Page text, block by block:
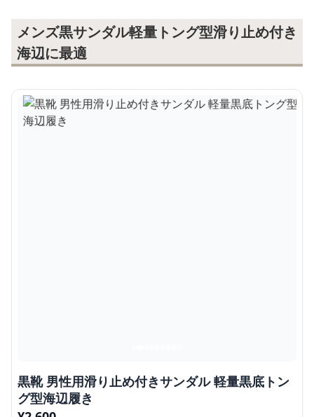
メンズ黒サンダル軽量トング型滑り止め付き
海辺に最適
黒靴 男性用滑り止め付きサンダル 軽量黒底トン
グ型海辺履き